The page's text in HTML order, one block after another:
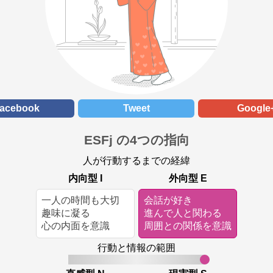
Tweet
ESFj の4つの指向
人が行動するまでの経緯
内向型 I
外向型 E
一人の時間も大切
趣味に凝る
心の内面を意識
会話が好き
進んで人と関わる
周囲との関係を意識
行動と情報の範囲